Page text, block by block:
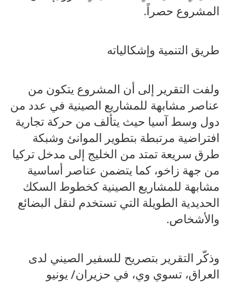
المشروع حصراً.
طريق التنمية وإشكالياته
ولفت التقرير إلى أن المشروع يتكون من
عناصر مشابهة للمشاريع الصينية في عدد من
دول وسط آسيا حيث يتألف من حركة تجارية
افتراضية مرتبطة بتطوير الموانئ وشبكة
طرق سريعة تمتد من الخليج إلى مدخل تركيا
من جهة زاخو، كما يتضمن عناصر أساسية
مشابهة للمشاريع الصينية كخطوط السكك
الحديدية الطويلة التي تستخدم لنقل البضائع
والأشخاص.
وذكّر التقرير بتصريح للسفير الصيني لدى
العراق، تسوي وي، في حزيران/ يونيو